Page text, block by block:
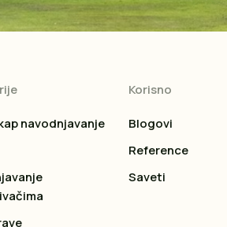
navodnjavanje
Korisno
Blogovi
Reference
Saveti